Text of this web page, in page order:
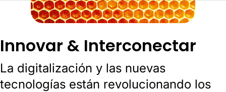
Innovar & Interconectar
La digitalización y las nuevas
tecnologías están revolucionando los